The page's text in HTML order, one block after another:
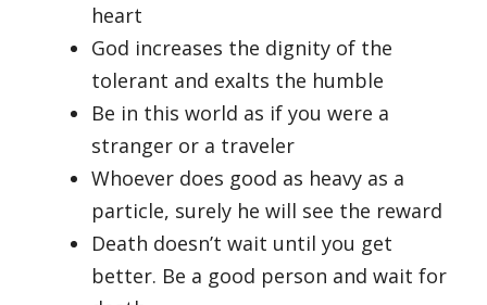
heart
God increases the dignity of the
tolerant and exalts the humble
Be in this world as if you were a
stranger or a traveler
Whoever does good as heavy as a
particle, surely he will see the reward
Death doesn’t wait until you get
better. Be a good person and wait for